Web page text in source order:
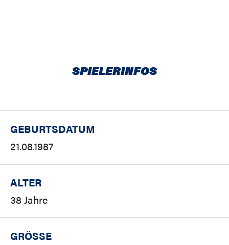
SPIELERINFOS
GEBURTSDATUM
21.08.1987
ALTER
38 Jahre
GRÖSSE